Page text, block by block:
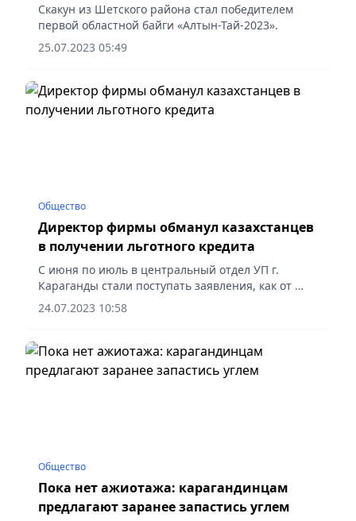
Скакун из Шетского района стал победителем
первой областной байги «Алтын-Тай-2023».
25.07.2023 05:49
Общество
Директор фирмы обманул казахстанцев
в получении льготного кредита
С июня по июль в центральный отдел УП г.
Караганды стали поступать заявления, как от
жителей города, так и других регионов страны –
Павлодарской области и Астаны. Все они стали
24.07.2023 10:58
Общество
Пока нет ажиотажа: карагандинцам
предлагают заранее запастись углем